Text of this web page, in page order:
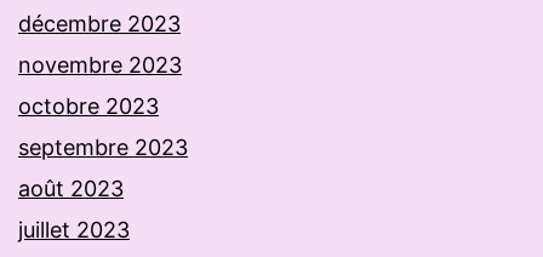
décembre 2023
novembre 2023
octobre 2023
septembre 2023
août 2023
juillet 2023